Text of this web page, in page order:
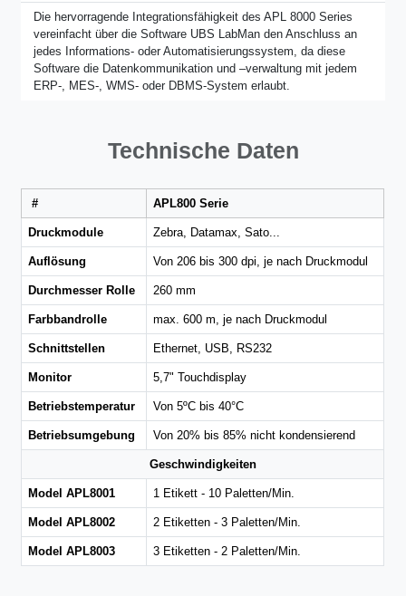
Die hervorragende Integrationsfähigkeit des APL 8000 Series
vereinfacht über die Software UBS LabMan den Anschluss an
jedes Informations- oder Automatisierungssystem, da diese
Software die Datenkommunikation und –verwaltung mit jedem
ERP-, MES-, WMS- oder DBMS-System erlaubt.
Technische Daten
# APL800 Serie
Druckmodule Zebra, Datamax, Sato...
Auflösung Von 206 bis 300 dpi, je nach Druckmodul
Durchmesser Rolle 260 mm
Farbbandrolle max. 600 m, je nach Druckmodul
Schnittstellen Ethernet, USB, RS232
Monitor 5,7" Touchdisplay
Betriebstemperatur Von 5ºC bis 40°C
Betriebsumgebung Von 20% bis 85% nicht kondensierend
Geschwindigkeiten
Model APL8001 1 Etikett - 10 Paletten/Min.
Model APL8002 2 Etiketten - 3 Paletten/Min.
Model APL8003 3 Etiketten - 2 Paletten/Min.